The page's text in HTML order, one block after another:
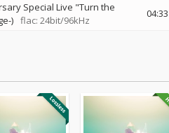
Special Live "Turn the
) flac: 24bit/96kHz
04:33